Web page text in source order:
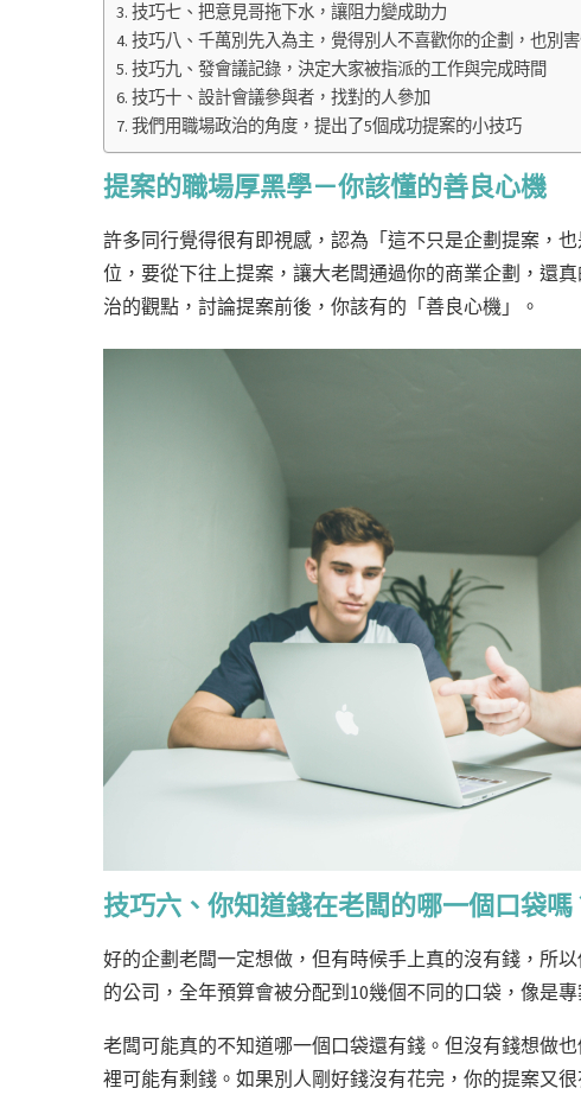
技巧七、把意見哥拖下水，讓阻力變成助力
技巧八、千萬別先入為主，覺得別人不喜歡你的企劃，也別
技巧九、發會議記錄，決定大家被指派的工作與完成時間
技巧十、設計會議參與者，找對的人參加
我們用職場政治的角度，提出了5個成功提案的小技巧
提案的職場厚黑學－你該懂的善良心機
許多同行覺得很有即視感，認為「這不只是企劃提案，
位，要從下往上提案，讓大老闆通過你的商業企劃，還
治的觀點，討論提案前後，你該有的「善良心機」。
技巧六、你知道錢在老闆的哪一個口袋
好的企劃老闆一定想做，但有時候手上真的沒有錢，所
的公司，全年預算會被分配到10幾個不同的口袋，像是
老闆可能真的不知道哪一個口袋還有錢。但沒有錢想做
裡可能有剩錢。如果別人剛好錢沒有花完，你的提案又